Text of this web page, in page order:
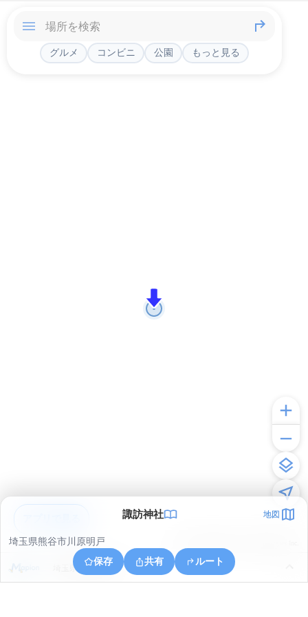
グルメ コンビニ 公園 もっと見る
諏訪神社 地図
埼玉県熊谷市川原明戸
保存
共有 ルート
埼玉県深谷市本田